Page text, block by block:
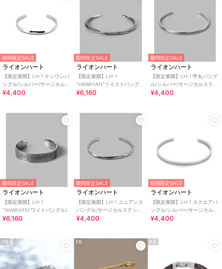
※金属アレルギーに強い素材ですが、アレルギー反応の原因は様々な
為、100%反応しないことをお約束できません。予めご了承くださ
ブランド ライオンハート
ショップ ライオンハート
／ブレスレット・バングル
アクセサリー・ヘアアクセサリー
ブレスレット・バングル
レディース
／ブレスレット・バングル
カラー シルバー
サイズ ONE SIZE
素材
サージカルステンレス316L
特徴
アクセサリー・ヘアアクセサリー
その他モチーフアク
期間限定SALE
ライオンハート
【限定展開】LH-1 ケンワンバ
ングル/シルバー/サージカルス
テンレス 金属アレルギー対応
¥4,400
期間限定SALE
ライオンハート
【限定展開】LH-1
“HAWAIIAN”ツイストバング
ル/サージカルステンレス 金属
¥6,160
期間限定SALE
ライオンハート
【限定展開】LH-1 甲丸バング
ル/シルバー/サージカルステン
レス 金属アレルギー対応
¥4,400
期間限定SALE
ライオンハート
【限定展開】LH-1
“HAWAIIAN”ワイドバングル/
サージカルステンレス 金属ア
¥6,160
期間限定SALE
ライオンハート
【限定展開】LH-1 ニュアンス
バングル/サージカルステンレ
ス 金属アレルギー対応
¥4,400
期間限定SALE
ライオンハート
【限定展開】LH-1 スクエアバ
ングル/シルバー/サージカルス
テンレス 金属アレルギー対応
¥4,400
PR PR PR